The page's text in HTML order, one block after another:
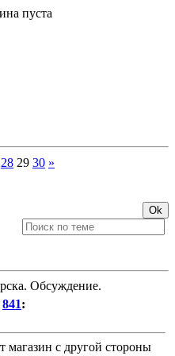
пуста
28 29 30 »
Обсуждение.
841:
магазин с другой стороны